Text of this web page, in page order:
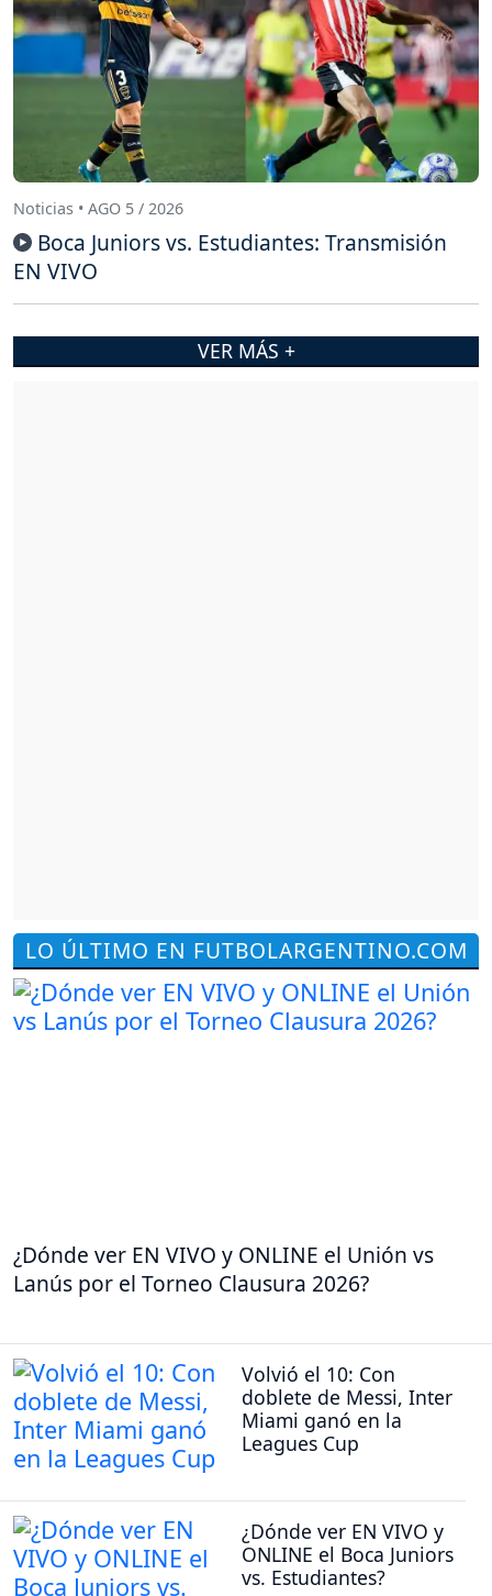
LO ÚLTIMO EN FUTBOLARGENTINO.COM
¿Dónde ver EN VIVO y ONLINE el Unión vs
Lanús por el Torneo Clausura 2026?
Volvió el 10: Con
doblete de Messi, Inter
Miami ganó en la
Leagues Cup
¿Dónde ver EN VIVO y
ONLINE el Boca Juniors
vs. Estudiantes?
Noticias • AGO 5 / 2026
Boca Juniors vs. Estudiantes: Transmisión
EN VIVO
VER MÁS +